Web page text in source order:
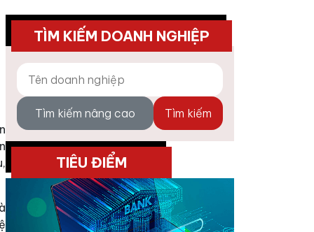
TÌM KIẾM DOANH NGHIỆP
Tìm kiếm nâng cao Tìm kiếm
TIÊU ĐIỂM